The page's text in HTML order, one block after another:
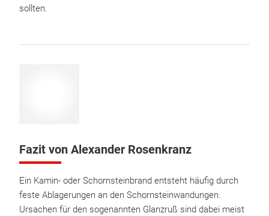
sollten.
Fazit von Alexander Rosenkranz
Ein Kamin- oder Schornsteinbrand entsteht häufig durch
feste Ablagerungen an den Schornsteinwandungen.
Ursachen für den sogenannten Glanzruß sind dabei meist